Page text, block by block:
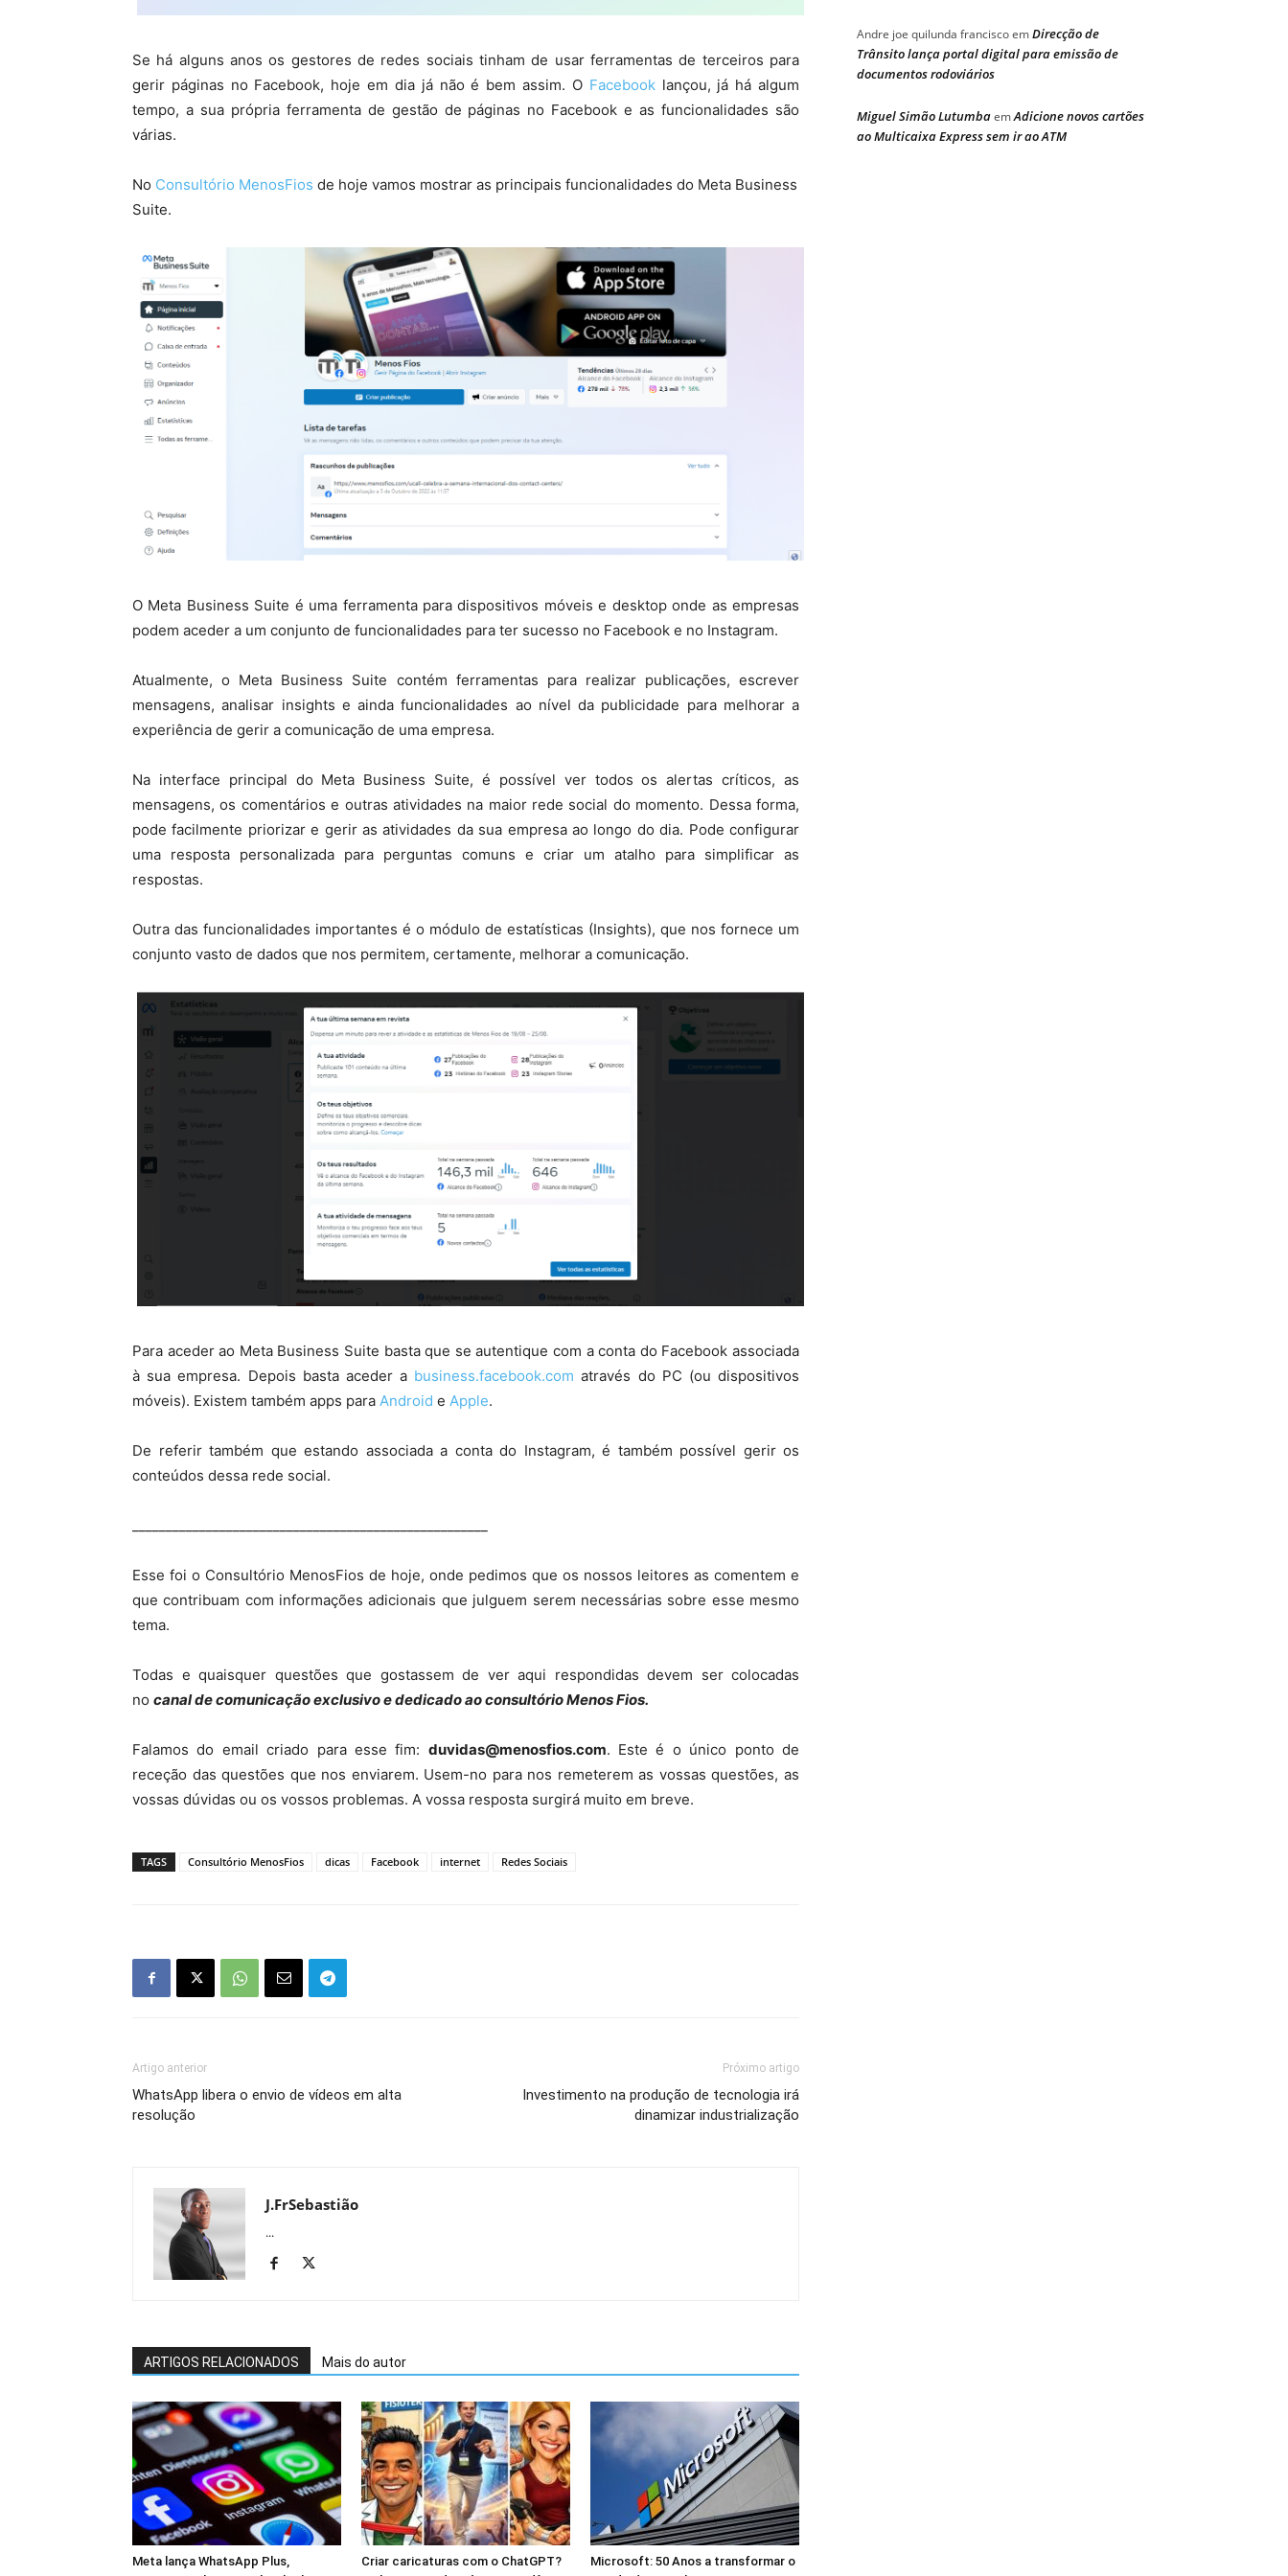
Se há alguns anos os gestores de redes sociais tinham de usar ferramentas de terceiros para
gerir páginas no Facebook, hoje em dia já não é bem assim. O Facebooklançou, já há algum
tempo, a sua própria ferramenta de gestão de páginas no Facebook e as funcionalidades são
várias.
No Consultório MenosFios de hoje vamos mostrar as principais funcionalidades do Meta Business
Suite.
O Meta Business Suite é uma ferramenta para dispositivos móveis e desktop onde as empresas
podem aceder a um conjunto de funcionalidades para ter sucesso no Facebook e no Instagram.
Atualmente, o Meta Business Suite contém ferramentas para realizar publicações, escrever
mensagens, analisar insights e ainda funcionalidades ao nível da publicidade para melhorar a
experiência de gerir a comunicação de uma empresa.
Na interface principal do Meta Business Suite, é possível ver todos os alertas críticos, as
mensagens, os comentários e outras atividades na maior rede social do momento. Dessa forma,
pode facilmente priorizar e gerir as atividades da sua empresa ao longo do dia. Pode configurar
uma resposta personalizada para perguntas comuns e criar um atalho para simplificar as
respostas.
Outra das funcionalidades importantes é o módulo de estatísticas (Insights), que nos fornece um
conjunto vasto de dados que nos permitem, certamente, melhorar a comunicação.
Para aceder ao Meta Business Suite basta que se autentique com a conta do Facebook associada
à sua empresa. Depois basta aceder a business.facebook.com através do PC (ou dispositivos
móveis). Existem também apps para Android e Apple.
De referir também que estando associada a conta do Instagram, é também possível gerir os
conteúdos dessa rede social.
Esse foi o Consultório MenosFios de hoje, onde pedimos que os nossos leitores as comentem e
que contribuam com informações adicionais que julguem serem necessárias sobre esse mesmo
tema.
Todas e quaisquer questões que gostassem de ver aqui respondidas devem ser colocadas
no canal de comunicação exclusivo e dedicado ao consultório Menos Fios.
Falamos do email criado para esse fim: duvidas@menosfios.com. Este é o único ponto de
receção das questões que nos enviarem. Usem-no para nos remeterem as vossas questões, as
vossas dúvidas ou os vossos problemas. A vossa resposta surgirá muito em breve.
TAGS Consultório MenosFios dicas Facebook internet Redes Sociais
Artigo anterior
WhatsApp libera o envio de vídeos em alta
resolução
Próximo artigo
Investimento na produção de tecnologia irá
dinamizar industrialização
J.FrSebastião
...
ARTIGOS RELACIONADOS Mais do autor
Meta lança WhatsApp Plus,
Criar caricaturas com o ChatGPT?
Microsoft: 50 Anos a transformar o
Andre joe quilunda franciscoemDirecção de
Trânsito lança portal digital para emissão de
documentos rodoviários
Miguel Simão LutumbaemAdicione novos cartões
ao Multicaixa Express sem ir ao ATM